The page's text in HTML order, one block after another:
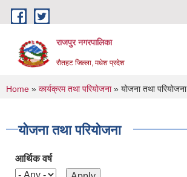
Skip to main content
राजपुर नगरपालिका
रौतहट जिल्ला, मधेश प्रदेश
You are here
Home » कार्यक्रम तथा परियोजना» योजना तथा परियोजना
योजना तथा परियोजना
आर्थिक वर्ष